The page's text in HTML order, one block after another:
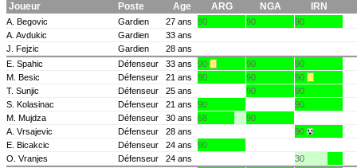
Joueur Poste Age ARG NGA IRN
A. Begovic Gardien 27 ans 90 90
90
A. Avdukic
Gardien
33 ans
J. Fejzic
Gardien
28 ans
E. Spahic
Défenseur 33 ans 90 90
90
M. Besic
Défenseur 21 ans 90 90
90
T. Sunjic
Défenseur 25 ans 90
90
S. Kolasinac
Défenseur 21 ans 90
90
M. Mujdza
Défenseur 30 ans 68
90
A. Vrsajevic
Défenseur 28 ans
90
E. Bicakcic
Défenseur 24 ans
90
O. Vranjes
Défenseur 24 ans
30